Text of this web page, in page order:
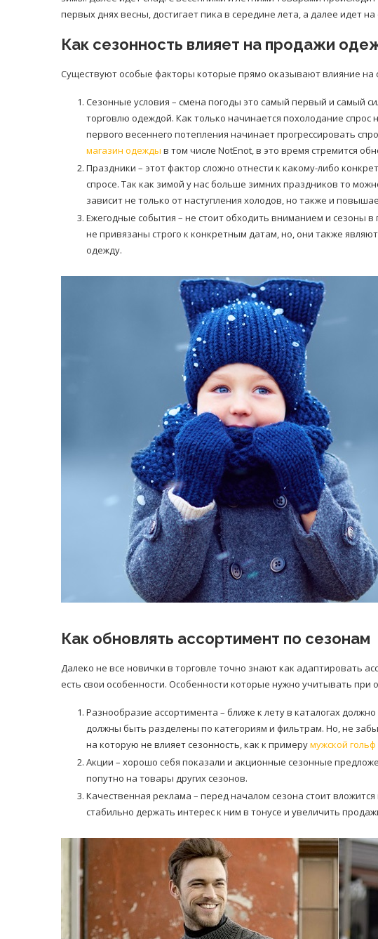
первых днях весны, достигает пика в середине лета, а далее идет на
Как сезонность влияет на продажи
Существуют особые факторы которые прямо оказывают влияние на
Сезонные условия – смена погоды это самый первый и самый
торговлю одеждой. Как только начинается похолодание
первого весеннего потепления начинает прогрессировать
магазин одежды в том числе NotEnot, в это время стремится
Праздники – этот фактор сложно отнести к какому-либо
спросе. Так как зимой у нас больше зимних праздников то
зависит не только от наступления холодов, но также и
Ежегодные события – не стоит обходить вниманием и сезоны
не привязаны строго к конкретным датам, но, они также
одежду.
Как обновлять ассортимент по сезонам
Далеко не все новички в торговле точно знают как адаптировать
есть свои особенности. Особенности которые нужно учитывать при
Разнообразие ассортимента – ближе к лету в каталогах
должны быть разделены по категориям и фильтрам. Но, не
на которую не влияет сезонность, как к примерумужской
Акции – хорошо себя показали и акционные сезонные
попутно на товары других сезонов.
Качественная реклама – перед началом сезона стоит
стабильно держать интерес к ним в тонусе и увеличить